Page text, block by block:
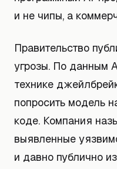
и не чипы, а
Правительство
угрозы. По данным
технике
попросить модель
коде. Компания
выявленные
и давно публично